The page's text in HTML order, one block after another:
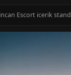
Escort icerik